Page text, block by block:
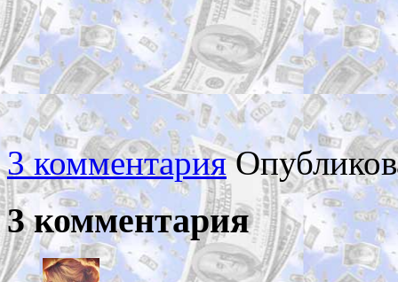
3 комментария
3 комментария